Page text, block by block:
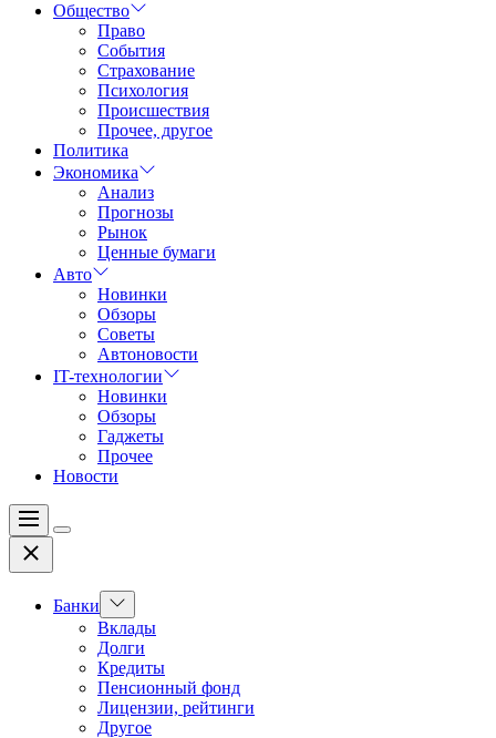
Общество
Право
События
Страхование
Психология
Происшествия
Прочее, другое
Политика
Экономика
Анализ
Прогнозы
Рынок
Ценные бумаги
Авто
Новинки
Обзоры
Советы
Автоновости
IT-технологии
Новинки
Обзоры
Гаджеты
Прочее
Новости
Меню
Цвет
Закрыть
Банки
Показать
подменю
Вклады
Долги
Кредиты
Пенсионный фонд
Лицензии, рейтинги
Другое